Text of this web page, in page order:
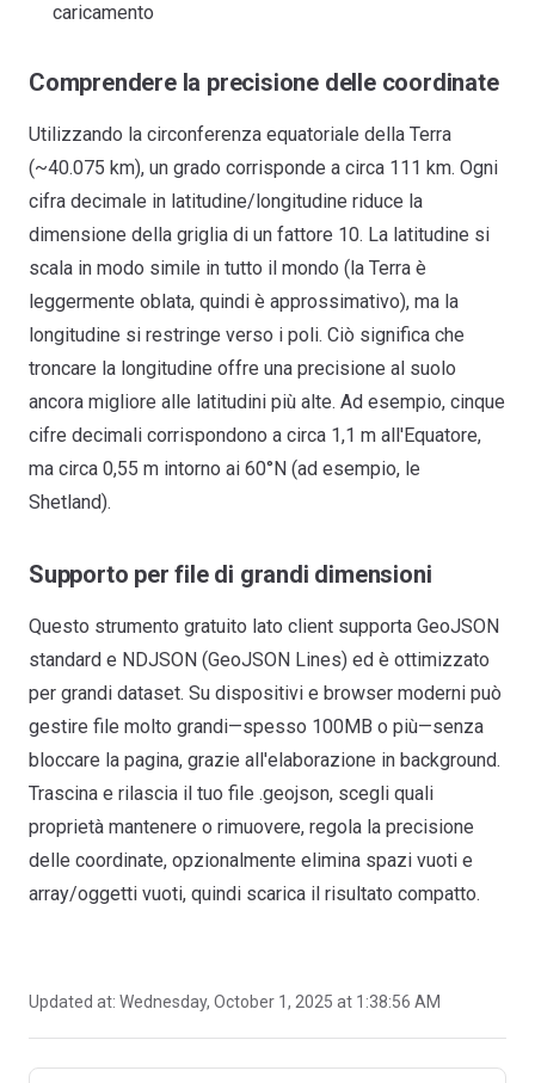
caricamento
Comprendere la precisione delle coordinate
Utilizzando la circonferenza equatoriale della Terra
(~40.075 km), un grado corrisponde a circa 111 km. Ogni
cifra decimale in latitudine/longitudine riduce la
dimensione della griglia di un fattore 10. La latitudine si
scala in modo simile in tutto il mondo (la Terra è
leggermente oblata, quindi è approssimativo), ma la
longitudine si restringe verso i poli. Ciò significa che
troncare la longitudine offre una precisione al suolo
ancora migliore alle latitudini più alte. Ad esempio, cinque
cifre decimali corrispondono a circa 1,1 m all'Equatore,
ma circa 0,55 m intorno ai 60°N (ad esempio, le
Shetland).
Supporto per file di grandi dimensioni
Questo strumento gratuito lato client supporta GeoJSON
standard e NDJSON (GeoJSON Lines) ed è ottimizzato
per grandi dataset. Su dispositivi e browser moderni può
gestire file molto grandi—spesso 100MB o più—senza
bloccare la pagina, grazie all'elaborazione in background.
Trascina e rilascia il tuo file .geojson, scegli quali
proprietà mantenere o rimuovere, regola la precisione
delle coordinate, opzionalmente elimina spazi vuoti e
array/oggetti vuoti, quindi scarica il risultato compatto.
Updated at: Wednesday, October 1, 2025 at 1:38:56 AM